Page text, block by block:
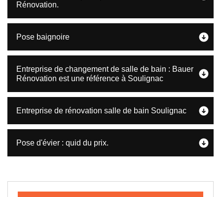
Rénovation.
Pose baignoire
Entreprise de changement de salle de bain : Bauer
Rénovation est une référence à Soulignac
Entreprise de rénovation salle de bain Soulignac
Pose d'évier : quid du prix.